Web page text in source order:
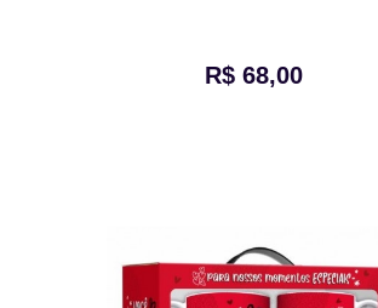
R$ 68,00